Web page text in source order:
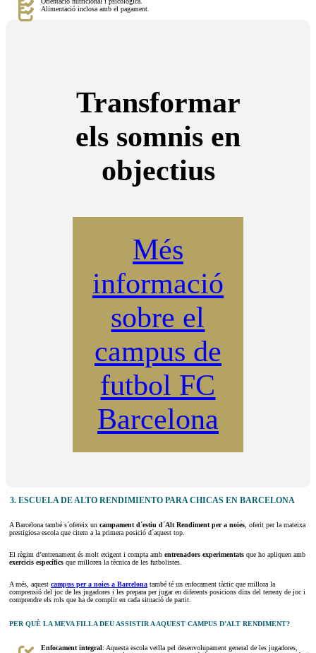
Alimentació inclosa amb el pagament.
Transformar
els somnis en
objectius
Més
informació
sobre el
campus de
futbol FC
Barcelona
3. ESCUELA DE ALTO RENDIMIENTO PARA CHICAS EN BARCELONA
A Barcelona també s´ofereix un campament d´estiu d´Alt Rendiment per a noies , oferit per la mateixa
prestigiosa escola que citem a la primera posició d´aquest top.
El règim d’entrenament és molt exigent i compta amb entrenadors experimentats que ho apliquen amb
exercicis específics que milloren la tècnica de les futbolistes.
A més, aquest campus per a noies a Barcelona també té un enfocament tàctic que millora la
comprensió del joc de les jugadores i les prepara per jugar en diferents posicions dins del terreny de joc i
comprendre els rols que ha de complir en cada situació de partit.
PER QUÈ LA MEVA FILLA DEU ASSISTIR A AQUEST CAMPUS D’ALT RENDIMENT?
Enfocament integral: Aquesta escola vetlla pel desenvolupament general de les jugadores,